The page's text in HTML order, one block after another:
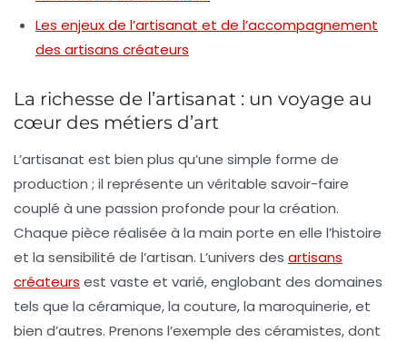
Les enjeux de l’artisanat et de l’accompagnement
des artisans créateurs
La richesse de l’artisanat : un voyage au
cœur des métiers d’art
L’artisanat est bien plus qu’une simple forme de
production ; il représente un véritable savoir-faire
couplé à une passion profonde pour la création.
Chaque pièce réalisée à la main porte en elle l’histoire
et la sensibilité de l’artisan. L’univers des artisans
créateurs est vaste et varié, englobant des domaines
tels que la céramique, la couture, la maroquinerie, et
bien d’autres. Prenons l’exemple des céramistes, dont